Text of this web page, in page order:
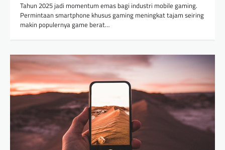
Tahun 2025 jadi momentum emas bagi industri mobile gaming.
Permintaan smartphone khusus gaming meningkat tajam seiring
makin populernya game berat…